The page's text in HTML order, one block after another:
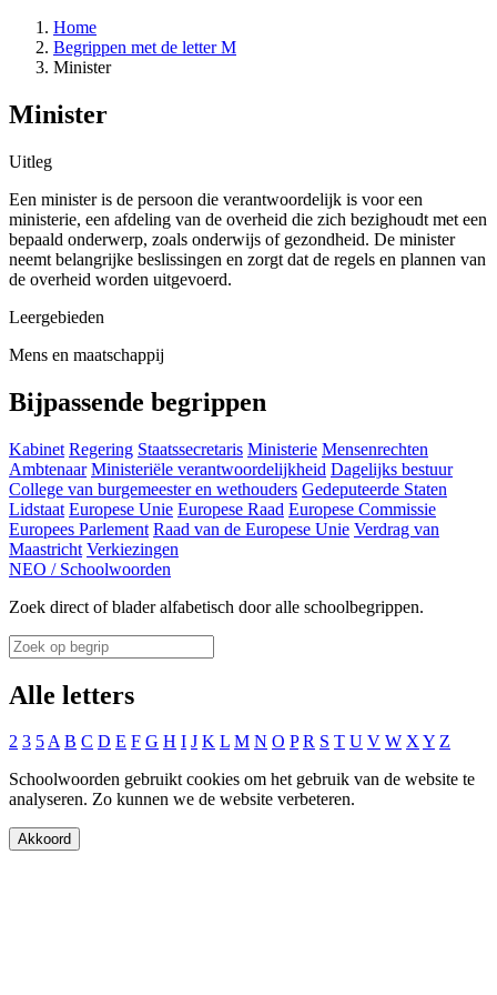
Home
Begrippen met de letter M
Minister
Minister
Uitleg
Een minister is de persoon die verantwoordelijk is voor een
ministerie, een afdeling van de overheid die zich bezighoudt met een
bepaald onderwerp, zoals onderwijs of gezondheid. De minister
neemt belangrijke beslissingen en zorgt dat de regels en plannen van
de overheid worden uitgevoerd.
Leergebieden
Mens en maatschappij
Bijpassende begrippen
Kabinet Regering Staatssecretaris Ministerie Mensenrechten
Ambtenaar Ministeriële verantwoordelijkheid Dagelijks bestuur
College van burgemeester en wethouders Gedeputeerde Staten
Lidstaat Europese Unie Europese Raad Europese Commissie
Europees Parlement Raad van de Europese Unie Verdrag van
Maastricht Verkiezingen
NEO / Schoolwoorden
Zoek direct of blader alfabetisch door alle schoolbegrippen.
Alle letters
2 3 5A B C D E F G H I J K L M N O P R S T U V W XY Z
Schoolwoorden gebruikt cookies om het gebruik van de website te
analyseren. Zo kunnen we de website verbeteren.
Akkoord